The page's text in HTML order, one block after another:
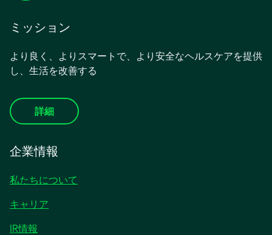
ミッション
より良く、よりスマートで、より安全なヘルスケアを提供
し、生活を改善する
詳細
企業情報
私たちについて
キャリア
IR情報